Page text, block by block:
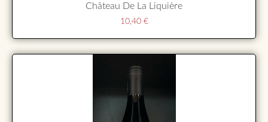
Château De La Liquière
10,40 €